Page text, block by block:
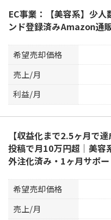
EC事業：【美容系】少
ンド登録済みAmazon通
希望売却価格
売上/月
利益/月
【収益化まで2.5ヶ月で
投稿で月10万円超｜美容
外注化済み・1ヶ月サポ
希望売却価格
売上/月